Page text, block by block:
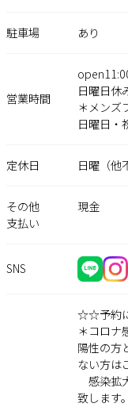
駐車場 あり
営業時間
日曜日休
＊メンズ
日曜日・
定休日 日曜（他
その他
支払い
現金
SNS
☆☆予約
＊コロナ
陽性の方
ない方は
感染拡
致します。